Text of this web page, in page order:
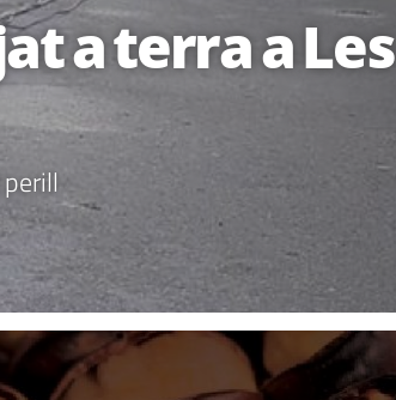
a terra a Les